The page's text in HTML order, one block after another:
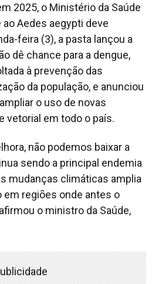
2025, o Ministério da Saúde
Aedes aegypti deve
feira (3), a pasta lançou a
dê chance para a dengue,
à prevenção das
da população, e anunciou
o uso de novas
vetorial em todo o país.
não podemos baixar a
sendo a principal endemia
mudanças climáticas amplia
regiões onde antes o
o ministro da Saúde,